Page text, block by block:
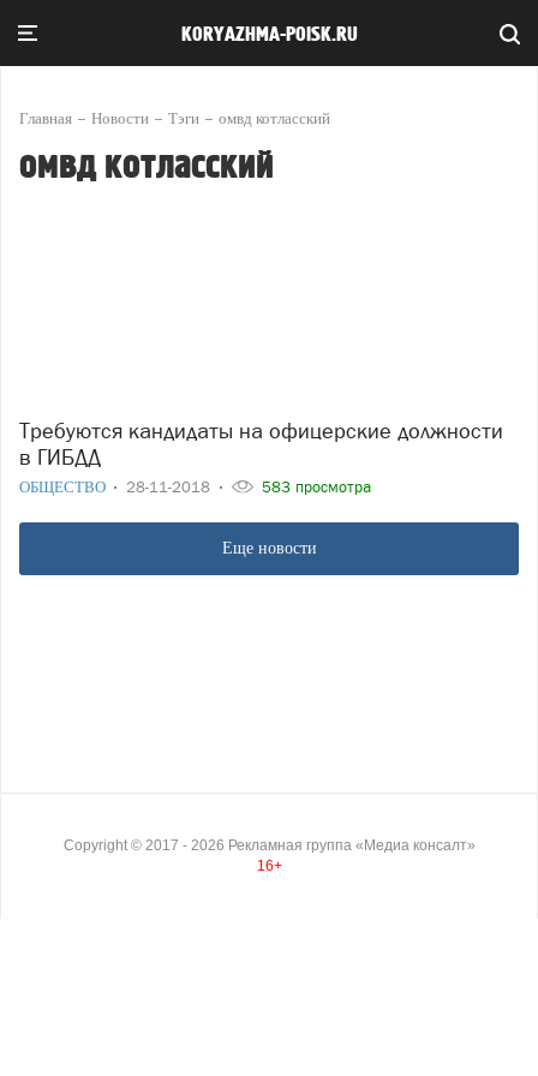
KORYAZHMA-POISK.RU
Главная Новости Тэги омвд котласский
омвд котласский
Требуются кандидаты на офицерские должности
в ГИБДД
ОБЩЕСТВО 28-11-2018 583 просмотра
Еще новости
Copyright © 2017 - 2026 Рекламная группа «Медиа консалт»
16+